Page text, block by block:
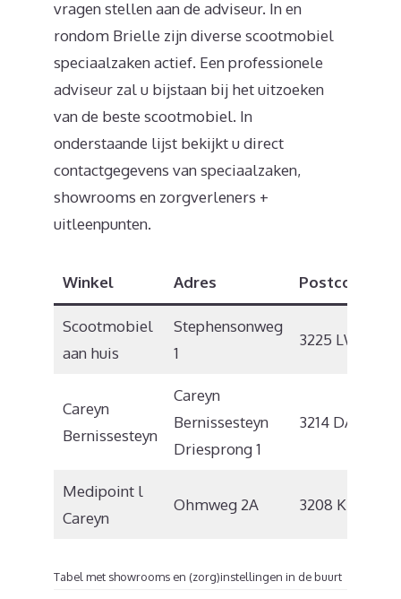
vragen stellen aan de adviseur. In en
rondom Brielle zijn diverse scootmobiel
speciaalzaken actief. Een professionele
adviseur zal u bijstaan bij het uitzoeken
van de beste scootmobiel. In
onderstaande lijst bekijkt u direct
contactgegevens van speciaalzaken,
showrooms en zorgverleners +
uitleenpunten.
Winkel Adres Postcode
Scootmobiel
aan huis
Stephensonweg
1
3225 LW
Careyn
Bernissesteyn
Careyn
Bernissesteyn
Driesprong 1
3214 DA
Medipoint l
Careyn
Ohmweg 2A 3208 KE
Tabel met showrooms en (zorg)instellingen in de buurt